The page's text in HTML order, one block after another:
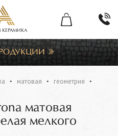
КЕРАМИКА
матовая
геометрия
матовая
мелкого